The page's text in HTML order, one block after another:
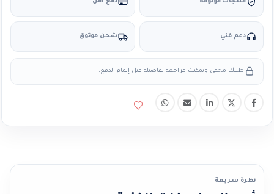
دعم فني شحن موثوق
طلبك محمي ويمكنك مراجعة تفاصيله قبل إتمام الدفع.
نظرة سريعة